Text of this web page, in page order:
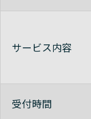
Avaya
サービス内容
受付時間